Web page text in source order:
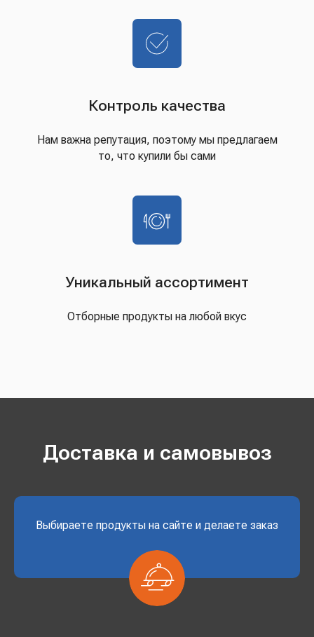
Контроль качества
Нам важна репутация, поэтому мы предлагаем
то, что купили бы сами
Уникальный ассортимент
Отборные продукты на любой вкус
Доставка и самовывоз
Выбираете продукты на сайте и делаете заказ